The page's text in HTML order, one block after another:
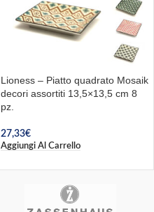
Lioness – Piatto quadrato Mosaik
decori assortiti 13,5×13,5 cm 8
pz.
27,33€
Aggiungi Al Carrello